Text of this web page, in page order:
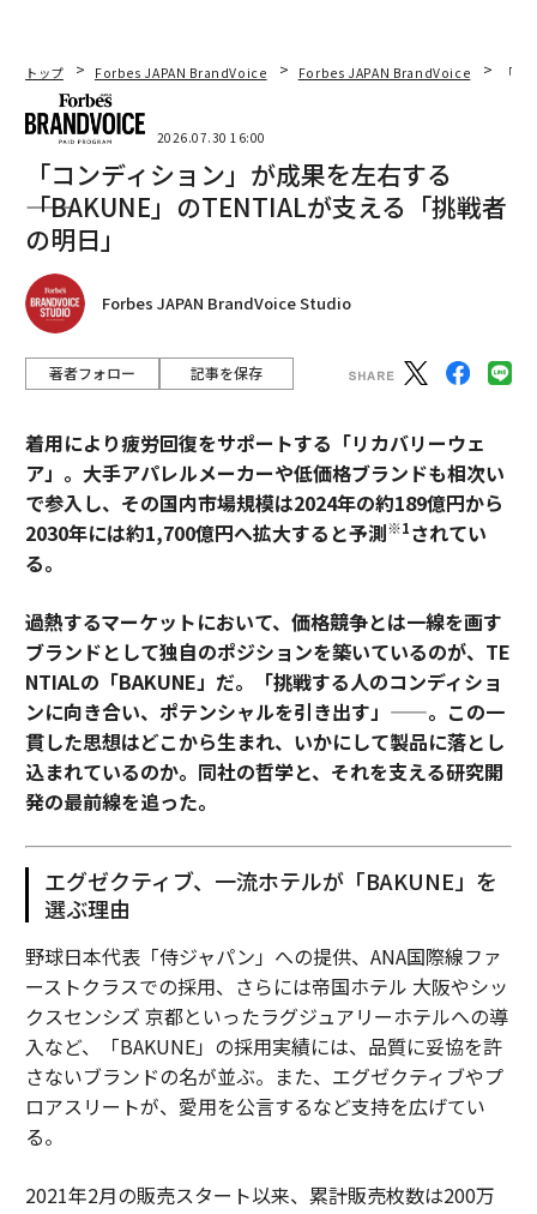
トップ Forbes JAPAN BrandVoice Forbes JAPAN BrandVoice 「
2026.07.30 16:00
「コンディション」が成果を左右する
――「BAKUNE」のTENTIALが支える「挑戦者
の明日」
Forbes JAPAN BrandVoice Studio
著者フォロー 記事を保存
着用により疲労回復をサポートする「リカバリーウェ
ア」。大手アパレルメーカーや低価格ブランドも相次い
で参入し、その国内市場規模は2024年の約189億円から
2030年には約1,700億円へ拡大すると予測※1されてい
る。
過熱するマーケットにおいて、価格競争とは一線を画す
ブランドとして独自のポジションを築いているのが、TE
NTIALの「BAKUNE」だ。「挑戦する人のコンディショ
ンに向き合い、ポテンシャルを引き出す」——。この一
貫した思想はどこから生まれ、いかにして製品に落とし
込まれているのか。同社の哲学と、それを支える研究開
発の最前線を追った。
エグゼクティブ、一流ホテルが「BAKUNE」を
選ぶ理由
野球日本代表「侍ジャパン」への提供、ANA国際線ファ
ーストクラスでの採用、さらには帝国ホテル 大阪やシッ
クスセンシズ 京都といったラグジュアリーホテルへの導
入など、「BAKUNE」の採用実績には、品質に妥協を許
さないブランドの名が並ぶ。また、エグゼクティブやプ
ロアスリートが、愛用を公言するなど支持を広げてい
る。
2021年2月の販売スタート以来、累計販売枚数は200万